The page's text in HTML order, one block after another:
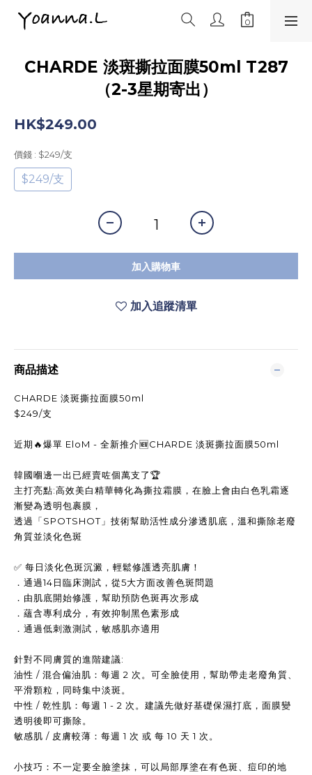
CHARDE 淡斑撕拉面膜50ml T287
（2-3星期寄出）
HK$249.00
價錢 : $249/支
$249/支
加入購物車
加入追蹤清單
商品描述
CHARDE 淡斑撕拉面膜50ml
$249/支
近期🔥爆單 EloM - 全新推介🆕CHARDE 淡斑撕拉面膜50ml
韓國嗰邊一出已經賣咗個萬支了🏆
主打亮點:高效美白精華轉化為撕拉霜膜，在臉上會由白色乳霜逐
漸變為透明包裹膜，
透過「SPOTSHOT」技術幫助活性成分滲透肌底，溫和撕除老廢
角質並淡化色斑
✅ 每日淡化色斑沉澱，輕鬆修護透亮肌膚！
．通過14日臨床測試，從5大方面改善色斑問題
．由肌底開始修護，幫助預防色斑再次形成
．蘊含專利成分，有效抑制黑色素形成
．通過低刺激測試，敏感肌亦適用
針對不同膚質的進階建議:
油性 / 混合偏油肌：每週 2 次。可全臉使用，幫助帶走老廢角質、
平滑顆粒，同時集中淡斑。
中性 / 乾性肌：每週 1 - 2 次。建議先做好基礎保濕打底，面膜變
透明後即可撕除。
敏感肌 / 皮膚較薄：每週 1 次 或 每 10 天 1 次。
小技巧：不一定要全臉塗抹，可以局部厚塗在有色斑、痘印的地